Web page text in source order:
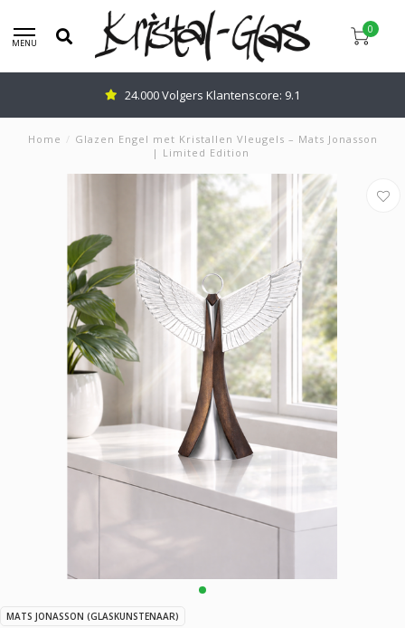
MENU
0
24.000 Volgers Klantenscore: 9.1
Home / Glazen Engel met Kristallen Vleugels – Mats Jonasson
| Limited Edition
MATS JONASSON (GLASKUNSTENAAR)